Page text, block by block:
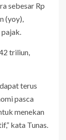
sebesar Rp
(yoy),
triliun,
terus
pasca
menekan
kata Tunas.